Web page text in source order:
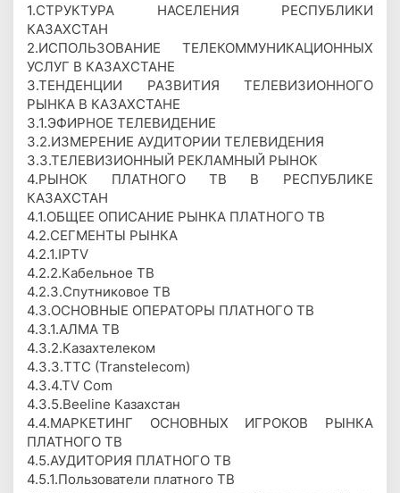
1.СТРУКТУРА НАСЕЛЕНИЯ РЕСПУБЛИКИ
КАЗАХСТАН
2.ИСПОЛЬЗОВАНИЕ ТЕЛЕКОММУНИКАЦИОННЫХ
УСЛУГ В КАЗАХСТАНЕ
3.ТЕНДЕНЦИИ РАЗВИТИЯ ТЕЛЕВИЗИОННОГО
РЫНКА В КАЗАХСТАНЕ
3.1.ЭФИРНОЕ ТЕЛЕВИДЕНИЕ
3.2.ИЗМЕРЕНИЕ АУДИТОРИИ ТЕЛЕВИДЕНИЯ
3.3.ТЕЛЕВИЗИОННЫЙ РЕКЛАМНЫЙ РЫНОК
4.РЫНОК ПЛАТНОГО ТВ В РЕСПУБЛИКЕ
КАЗАХСТАН
4.1.ОБЩЕЕ ОПИСАНИЕ РЫНКА ПЛАТНОГО ТВ
4.2.СЕГМЕНТЫ РЫНКА
4.2.1.IPTV
4.2.2.Кабельное ТВ
4.2.3.Спутниковое ТВ
4.3.ОСНОВНЫЕ ОПЕРАТОРЫ ПЛАТНОГО ТВ
4.3.1.АЛМА ТВ
4.3.2.Казахтелеком
4.3.3.TTC (Transtelecom)
4.3.4.TV Com
4.3.5.Beeline Казахстан
4.4.МАРКЕТИНГ ОСНОВНЫХ ИГРОКОВ РЫНКА
ПЛАТНОГО ТВ
4.5.АУДИТОРИЯ ПЛАТНОГО ТВ
4.5.1.Пользователи платного ТВ